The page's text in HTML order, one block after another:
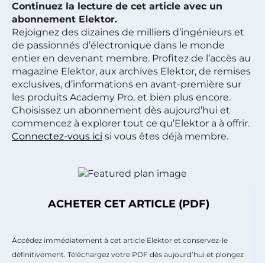
Continuez la lecture de cet article avec un
abonnement Elektor.
Rejoignez des dizaines de milliers d’ingénieurs et
de passionnés d’électronique dans le monde
entier en devenant membre. Profitez de l’accès au
magazine Elektor, aux archives Elektor, de remises
exclusives, d’informations en avant-première sur
les produits Academy Pro, et bien plus encore.
Choisissez un abonnement dès aujourd’hui et
commencez à explorer tout ce qu’Elektor a à offrir.
Connectez-vous ici si vous êtes déjà membre.
ACHETER CET ARTICLE (PDF)
Accédez immédiatement à cet article Elektor et conservez-le
définitivement. Téléchargez votre PDF dès aujourd’hui et plongez